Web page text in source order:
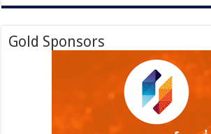
Gold Sponsors